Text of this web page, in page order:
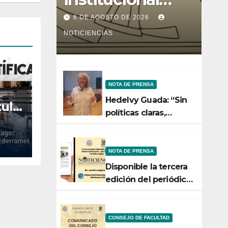
a
entre la Facultad
de Ciencias y el
Ministerio de
Ciencia y
Tecnología
6 DE AGOSTO DE 2026
NOTICIENCIAS
NOTA DE PRENSA
Hedelvy Guada: “Sin
políticas claras,
conservación rendirá
frutos”
NOTA DE PRENSA
Disponible la tercera
edición del periódico
Noticiencias 2026
CONSEJO DE FACULTAD